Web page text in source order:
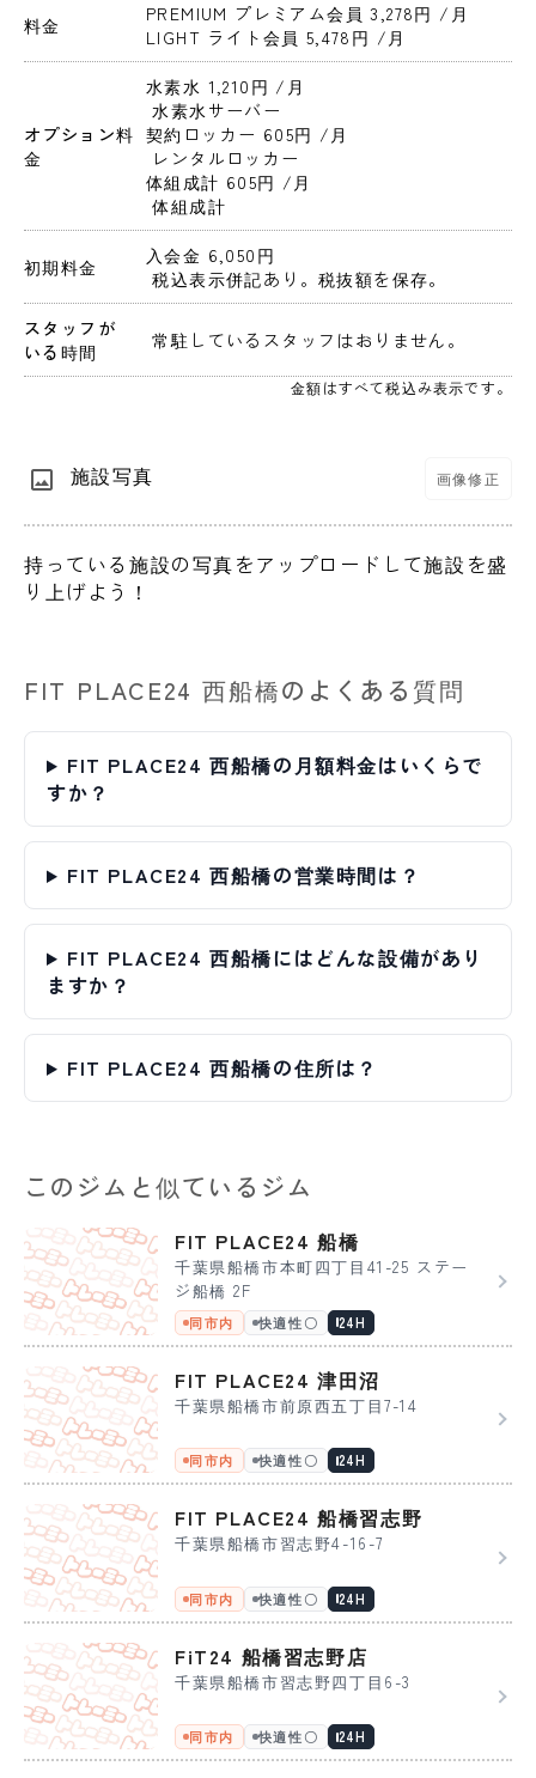
料金 PREMIUM プレミアム会員 3,278円 /月
LIGHT ライト会員 5,478円 /月
オプション料
金
水素水 1,210円 /月
水素水サーバー
契約ロッカー 605円 /月
レンタルロッカー
体組成計 605円 /月
体組成計
初期料金
入会金 6,050円
税込表示併記あり。税抜額を保存。
スタッフが
いる時間
常駐しているスタッフはおりません。
金額はすべて税込み表示です。
施設写真 画像修正
持っている施設の写真をアップロードして施設を盛
り上げよう！
FIT PLACE24 西船橋のよくある質問
FIT PLACE24 西船橋の月額料金はいくらで
すか？
FIT PLACE24 西船橋の営業時間は？
FIT PLACE24 西船橋にはどんな設備があり
ますか？
FIT PLACE24 西船橋の住所は？
このジムと似ているジム
FIT PLACE24 船橋
千葉県船橋市本町四丁目41-25 ステー
ジ船橋 2F
同市内 快適性〇 24H
FIT PLACE24 津田沼
千葉県船橋市前原西五丁目7-14
同市内 快適性〇 24H
FIT PLACE24 船橋習志野
千葉県船橋市習志野4-16-7
同市内 快適性〇 24H
FiT24 船橋習志野店
千葉県船橋市習志野四丁目6-3
同市内 快適性〇 24H